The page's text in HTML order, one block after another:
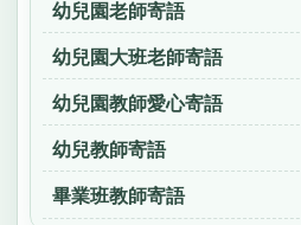
幼兒園老師寄語
幼兒園大班老師寄語
幼兒園教師愛心寄語
幼兒教師寄語
畢業班教師寄語